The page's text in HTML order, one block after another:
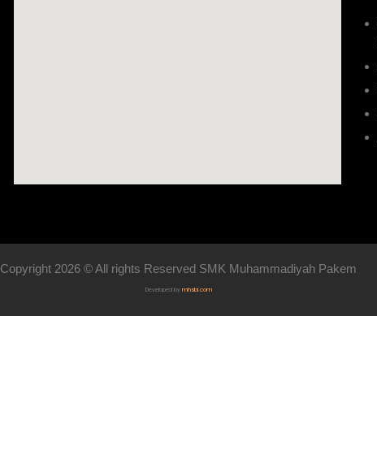
Copyright 2026 © All rights Reserved SMK Muhammadiyah Pakem
Developed by mhsbi.com